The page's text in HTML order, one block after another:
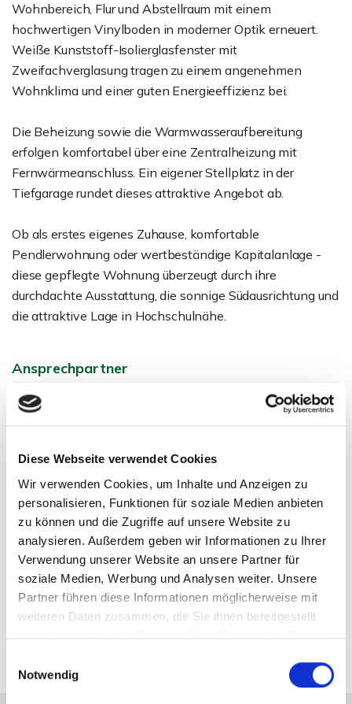
Diese Webseite verwendet Cookies
Wir verwenden Cookies, um Inhalte und Anzeigen zu
personalisieren, Funktionen für soziale Medien anbieten
zu können und die Zugriffe auf unsere Website zu
analysieren. Außerdem geben wir Informationen zu Ihrer
Verwendung unserer Website an unsere Partner für
soziale Medien, Werbung und Analysen weiter. Unsere
Partner führen diese Informationen möglicherweise mit
weiteren Daten zusammen, die Sie ihnen bereitgestellt
haben oder die sie im Rahmen Ihrer Nutzung der Dienste
Notwendig
Wohnbereich, Flur und Abstellraum mit einem
hochwertigen Vinylboden in moderner Optik erneuert.
Weiße Kunststoff-Isolierglasfenster mit
Zweifachverglasung tragen zu einem angenehmen
Wohnklima und einer guten Energieeffizienz bei.
Die Beheizung sowie die Warmwasseraufbereitung
erfolgen komfortabel über eine Zentralheizung mit
Fernwärmeanschluss. Ein eigener Stellplatz in der
Tiefgarage rundet dieses attraktive Angebot ab.
Ob als erstes eigenes Zuhause, komfortable
Pendlerwohnung oder wertbeständige Kapitalanlage -
diese gepflegte Wohnung überzeugt durch ihre
durchdachte Ausstattung, die sonnige Südausrichtung und
die attraktive Lage in Hochschulnähe.
Ansprechpartner
Herr Michael Doden
Telefon: 00497121164415
md@zicklerimmobilien.de